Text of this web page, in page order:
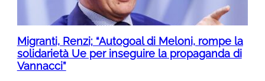
Migranti, Renzi; “Autogoal di Meloni, rompe la
solidarietà Ue per inseguire la propaganda di
Vannacci”